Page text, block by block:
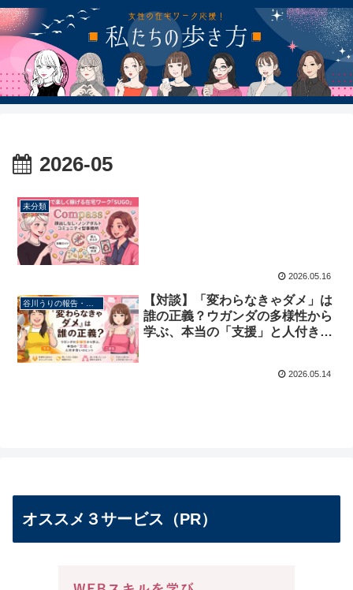
2026-05
未分類
2026.05.16
谷川うりの報告・対談
【対談】「変わらなきゃダメ」は
誰の正義？ウガンダの多様性から
学ぶ、本当の「支援」と人付き合
2026.05.14
オススメ３サービス（PR）